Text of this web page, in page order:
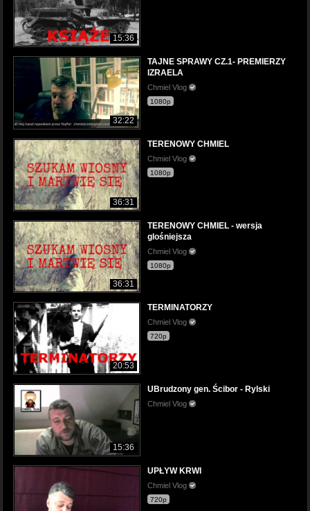
15:36
32:22
TAJNE SPRAWY CZ.1- PREMIERZY
IZRAELA
Chmiel Vlog
1080p
36:31
TERENOWY CHMIEL
Chmiel Vlog
1080p
36:31
TERENOWY CHMIEL - wersja
glośniejsza
Chmiel Vlog
1080p
20:53
TERMINATORZY
Chmiel Vlog
720p
15:36
UBrudzony gen. Ścibor - Rylski
Chmiel Vlog
UPŁYW KRWI
Chmiel Vlog
720p